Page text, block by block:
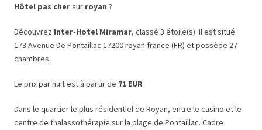
Hôtel pas chersur royan ?
Découvrez Inter-Hotel Miramar, classé 3 étoile(s). Il est situé
173 Avenue De Pontaillac 17200 royan france (FR) et possède 27
chambres.
Le prix par nuit est à partir de 71 EUR
Dans le quartier le plus résidentiel de Royan, entre le casino et le
centre de thalassothérapie sur la plage de Pontaillac. Cadre